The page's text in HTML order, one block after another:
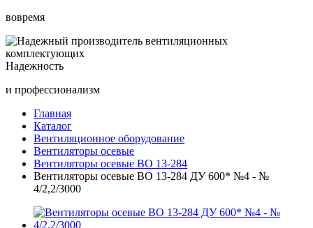
вовремя
Надежность
и профессионализм
Главная
Каталог
Вентиляционное оборудование
Вентиляторы осевые
Вентиляторы осевые ВО 13-284
Вентиляторы осевые ВО 13-284 ДУ 600* №4 - №
4/2,2/3000